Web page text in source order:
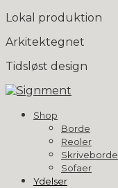
Lokal produktion
Arkitektegnet
Tidsløst design
Shop
Borde
Reoler
Skriveborde
Sofaer
Ydelser